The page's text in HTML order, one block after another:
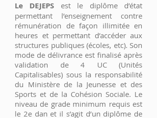
Le DEJEPS est le diplôme d’état
permettant l’enseignement contre
rémunération de façon illimitée en
heures et permettant d’accéder aux
structures publiques (écoles, etc). Son
mode de délivrance est finalisé après
validation de 4 UC (Unités
Capitalisables) sous la responsabilité
du Ministère de la Jeunesse et des
Sports et de la Cohésion Sociale. Le
niveau de grade minimum requis est
le 2e dan et il s’agit d’un diplôme de